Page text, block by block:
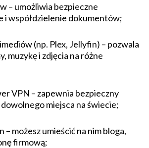
umożliwia bezpieczne
i współdzielenie dokumentów;
(np. Plex, Jellyfin) – pozwala
muzykę i zdjęcia na różne
VPN – zapewnia bezpieczny
miejsca na świecie;
możesz umieścić na nim bloga,
firmową;